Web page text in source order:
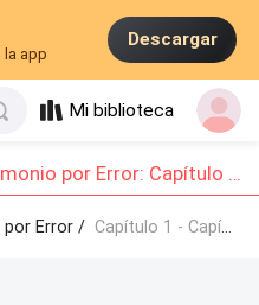
app
Descargar
Mi biblioteca
Todos los capítulos de Matrimonio por Error: Capítulo 1 - Capítulo 10
Error / Capítulo 1 - Capítulo 10